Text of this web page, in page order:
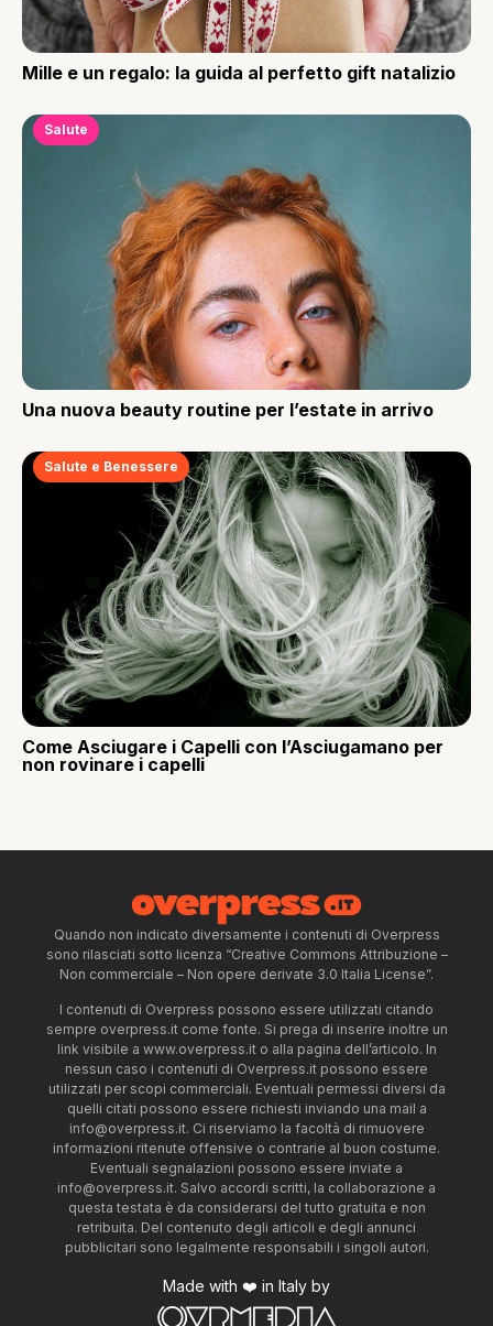
Mille e un regalo: la guida al perfetto gift natalizio
Salute
Una nuova beauty routine per l’estate in arrivo
Salute e Benessere
Come Asciugare i Capelli con l’Asciugamano per
non rovinare i capelli
Quando non indicato diversamente i contenuti di Overpress
sono rilasciati sotto licenza “Creative Commons Attribuzione –
Non commerciale – Non opere derivate 3.0 Italia License”.
I contenuti di Overpress possono essere utilizzati citando
sempre overpress.it come fonte. Si prega di inserire inoltre un
link visibile a www.overpress.it o alla pagina dell’articolo. In
nessun caso i contenuti di Overpress.it possono essere
utilizzati per scopi commerciali. Eventuali permessi diversi da
quelli citati possono essere richiesti inviando una mail a
info@overpress.it. Ci riserviamo la facoltà di rimuovere
informazioni ritenute offensive o contrarie al buon costume.
Eventuali segnalazioni possono essere inviate a
info@overpress.it. Salvo accordi scritti, la collaborazione a
questa testata è da considerarsi del tutto gratuita e non
retribuita. Del contenuto degli articoli e degli annunci
pubblicitari sono legalmente responsabili i singoli autori.
Made with ❤️ in Italy by